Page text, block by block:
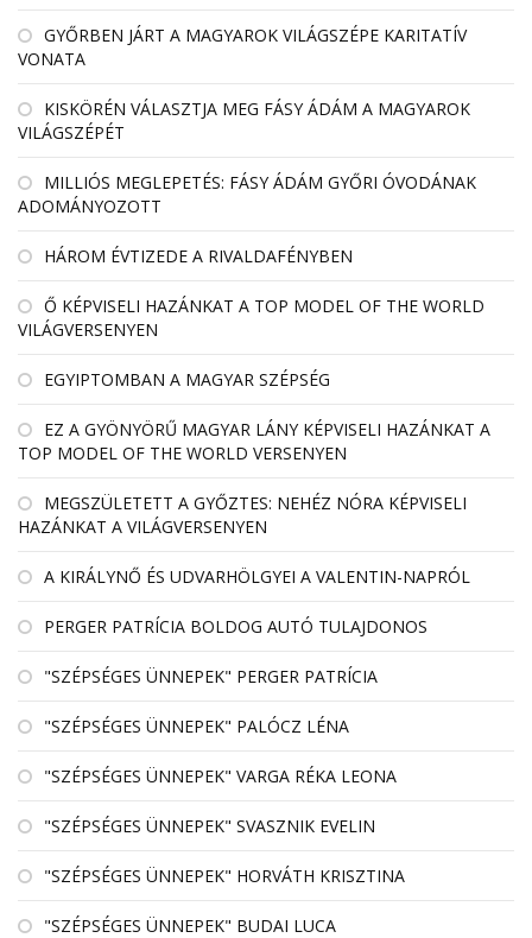
GYŐRBEN JÁRT A MAGYAROK VILÁGSZÉPE KARITATÍV
VONATA
KISKÖRÉN VÁLASZTJA MEG FÁSY ÁDÁM A MAGYAROK
VILÁGSZÉPÉT
MILLIÓS MEGLEPETÉS: FÁSY ÁDÁM GYŐRI ÓVODÁNAK
ADOMÁNYOZOTT
HÁROM ÉVTIZEDE A RIVALDAFÉNYBEN
Ő KÉPVISELI HAZÁNKAT A TOP MODEL OF THE WORLD
VILÁGVERSENYEN
EGYIPTOMBAN A MAGYAR SZÉPSÉG
EZ A GYÖNYÖRŰ MAGYAR LÁNY KÉPVISELI HAZÁNKAT A
TOP MODEL OF THE WORLD VERSENYEN
MEGSZÜLETETT A GYŐZTES: NEHÉZ NÓRA KÉPVISELI
HAZÁNKAT A VILÁGVERSENYEN
A KIRÁLYNŐ ÉS UDVARHÖLGYEI A VALENTIN-NAPRÓL
PERGER PATRÍCIA BOLDOG AUTÓ TULAJDONOS
"SZÉPSÉGES ÜNNEPEK" PERGER PATRÍCIA
"SZÉPSÉGES ÜNNEPEK" PALÓCZ LÉNA
"SZÉPSÉGES ÜNNEPEK" VARGA RÉKA LEONA
"SZÉPSÉGES ÜNNEPEK" SVASZNIK EVELIN
"SZÉPSÉGES ÜNNEPEK" HORVÁTH KRISZTINA
"SZÉPSÉGES ÜNNEPEK" BUDAI LUCA